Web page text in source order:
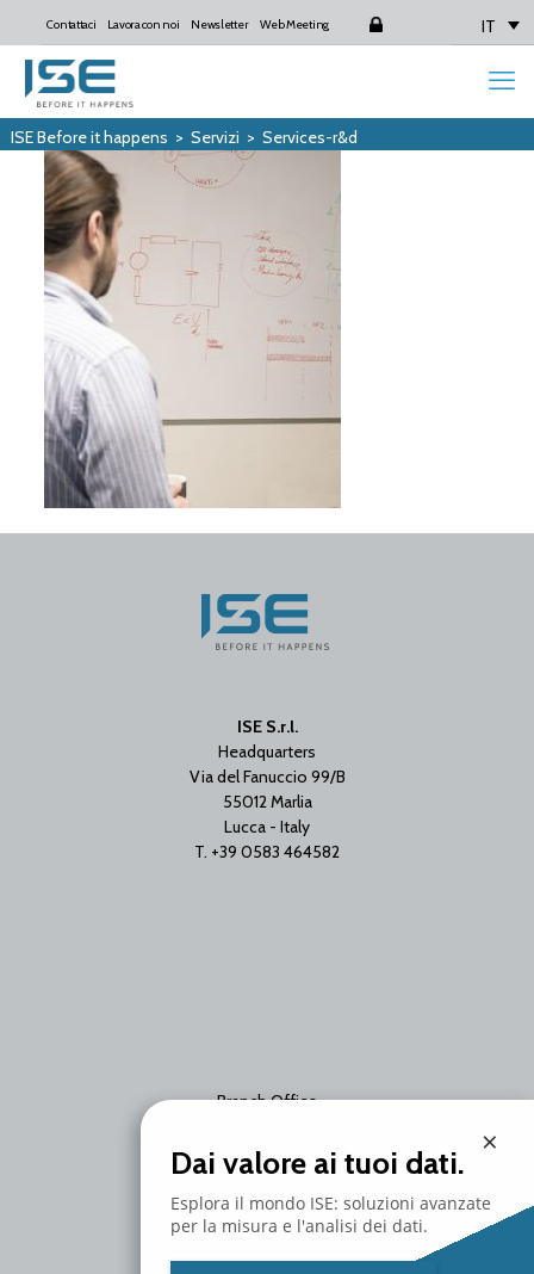
Contattaci Lavora con noi Newsletter Web Meeting IT
ISE Before it happens > Servizi > Services-r&d
ISE S.r.l.
Headquarters
Via del Fanuccio 99/B
55012 Marlia
Lucca - Italy
T. +39 0583 464582
Branch Office
20097 San Donato Milanese
Milano - Italy
T. +39 02 2153663
×
Dai valore ai tuoi dati.
Esplora il mondo ISE: soluzioni avanzate
per la misura e l'analisi dei dati.